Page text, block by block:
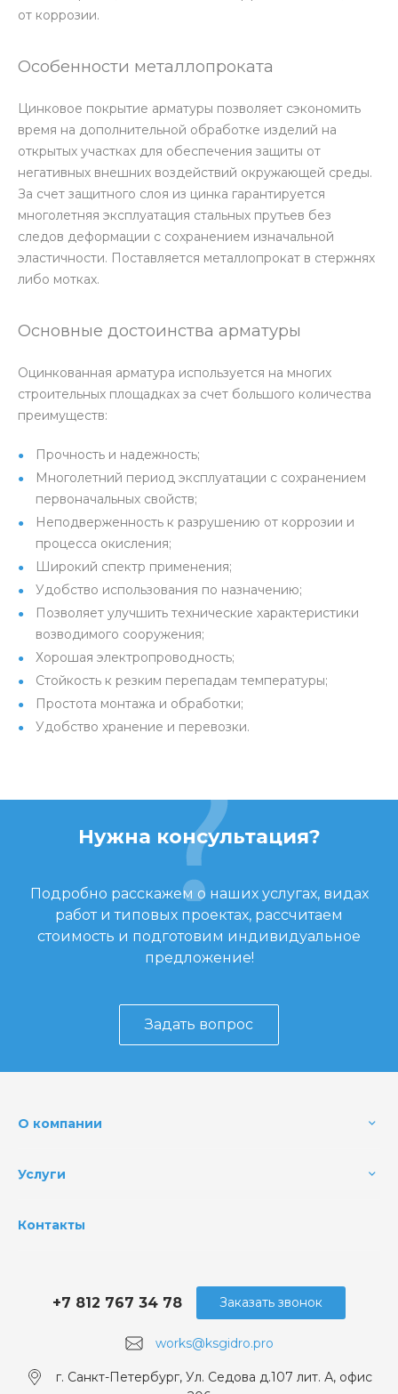
от коррозии.
Особенности металлопроката
Цинковое покрытие арматуры позволяет сэкономить
время на дополнительной обработке изделий на
открытых участках для обеспечения защиты от
негативных внешних воздействий окружающей среды.
За счет защитного слоя из цинка гарантируется
многолетняя эксплуатация стальных прутьев без
следов деформации с сохранением изначальной
эластичности. Поставляется металлопрокат в стержнях
либо мотках.
Основные достоинства арматуры
Оцинкованная арматура используется на многих
строительных площадках за счет большого количества
преимуществ:
Прочность и надежность;
Многолетний период эксплуатации с сохранением
первоначальных свойств;
Неподверженность к разрушению от коррозии и
процесса окисления;
Широкий спектр применения;
Удобство использования по назначению;
Позволяет улучшить технические характеристики
возводимого сооружения;
Хорошая электропроводность;
Стойкость к резким перепадам температуры;
Простота монтажа и обработки;
Удобство хранение и перевозки.
Нужна консультация?
Подробно расскажем о наших услугах, видах
работ и типовых проектах, рассчитаем
стоимость и подготовим индивидуальное
предложение!
Задать вопрос
О компании
Услуги
Контакты
works@ksgidro.pro
+7 812 767 34 78
г. Санкт-Петербург, Ул. Седова д.107 лит. А, офис
Заказать звонок